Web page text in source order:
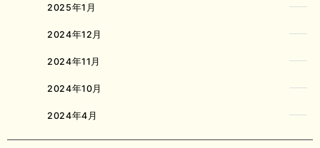
2025年1月
2024年12月
2024年11月
2024年10月
2024年4月